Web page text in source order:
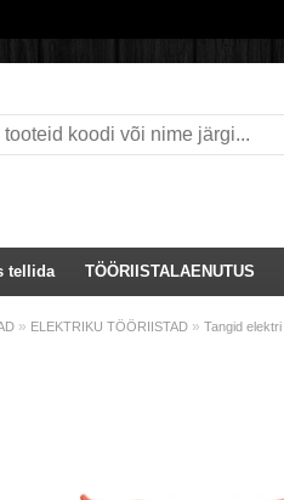
tellida TÖÖRIISTALAENUTUS
» ELEKTRIKU TÖÖRIISTAD » Tangid elektri